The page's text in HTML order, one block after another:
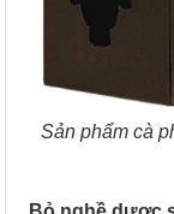
Sản phẩm cà